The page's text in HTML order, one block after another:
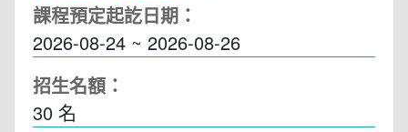
課程預定起訖日期：
2026-08-24 ~ 2026-08-26
招生名額：
30 名